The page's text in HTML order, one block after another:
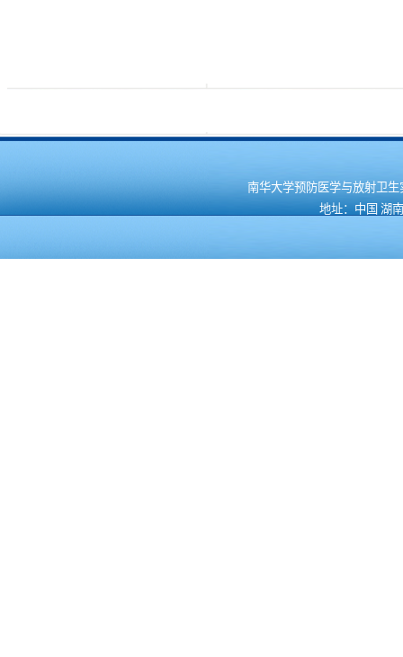
南华大学预防医学与放射卫
地址：中国 湖